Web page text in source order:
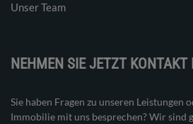
Unser Team
NEHMEN SIE JETZT
Sie haben Fragen zu unseren Leistungen
Immobilie mit uns besprechen? Wir sind